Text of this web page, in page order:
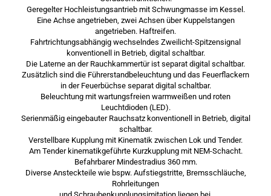
Geregelter Hochleistungsantrieb mit Schwungmasse im Kessel.
Eine Achse angetrieben, zwei Achsen über Kuppelstangen
angetrieben. Haftreifen.
Fahrtrichtungsabhängig wechselndes Zweilicht-Spitzensignal
konventionell in Betrieb, digital schaltbar.
Die Laterne an der Rauchkammertür ist separat digital schaltbar.
Zusätzlich sind die Führerstandbeleuchtung und das Feuerflackern
in der Feuerbüchse separat digital schaltbar.
Beleuchtung mit wartungsfreien warmweißen und roten
Leuchtdioden (LED).
Serienmäßig eingebauter Rauchsatz konventionell in Betrieb, digital
schaltbar.
Verstellbare Kupplung mit Kinematik zwischen Lok und Tender.
Am Tender kinematikgeführte Kurzkupplung mit NEM-Schacht.
Befahrbarer Mindestradius 360 mm.
Diverse Ansteckteile wie bspw. Aufstiegstritte, Bremsschläuche,
Rohrleitungen